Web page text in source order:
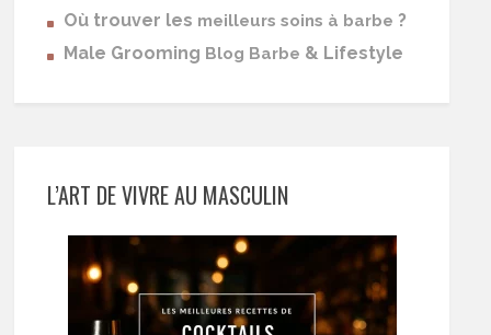
Où trouver les meilleurs soins à barbe ?
Male Grooming Blog Barbe & Lifestyle
L’ART DE VIVRE AU MASCULIN